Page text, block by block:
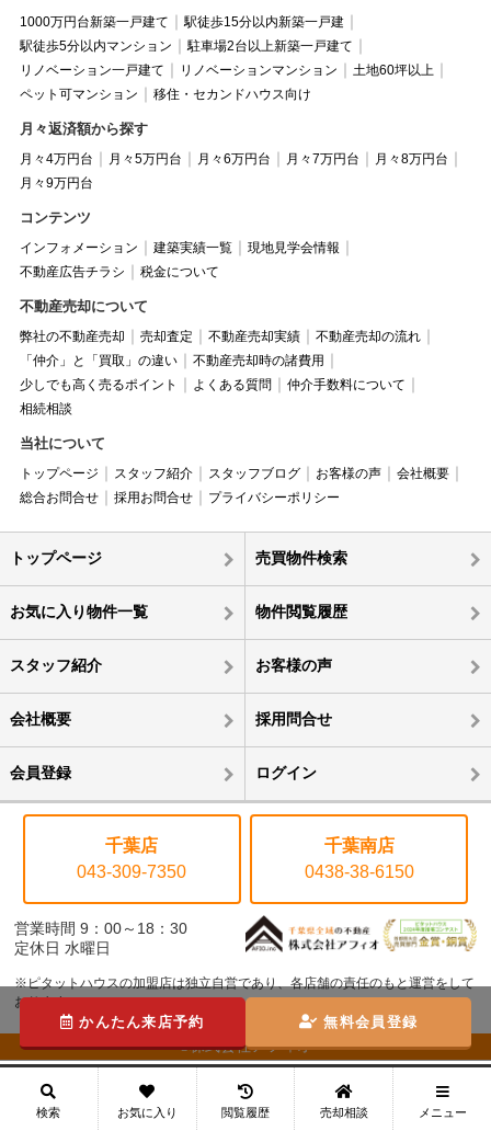
1000万円台新築一戸建て
駅徒歩15分以内新築一戸建
駅徒歩5分以内マンション
駐車場2台以上新築一戸建て
リノベーション一戸建て
リノベーションマンション
土地60坪以上
ペット可マンション
移住・セカンドハウス向け
月々返済額から探す
月々4万円台 月々5万円台 月々6万円台 月々7万円台
月々8万円台
月々9万円台
コンテンツ
インフォメーション 建築実績一覧
現地見学会情報
不動産広告チラシ
税金について
不動産売却について
弊社の不動産売却 売却査定 不動産売却実績
不動産売却の流れ
「仲介」と「買取」の違い
不動産売却時の諸費用
少しでも高く売るポイント
よくある質問
仲介手数料について
相続相談
当社について
トップページ スタッフ紹介 スタッフブログ お客様の声
会社概要
総合お問合せ
採用お問合せ プライバシーポリシー
トップページ 売買物件検索
お気に入り物件一覧 物件閲覧履歴
スタッフ紹介 お客様の声
会社概要 採用問合せ
会員登録 ログイン
千葉店
043-309-7350
千葉南店
0438-38-6150
営業時間 9：00～18：30
定休日 水曜日
※ピタットハウスの加盟店は独立自営であり、各店舗の責任のもと運営をして
おります。
©株式会社アフィオ
かんたん来店予約 無料会員登録
検索 お気に入り 閲覧履歴 売却相談 メニュー